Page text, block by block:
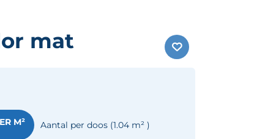
mat
M² Aantal per doos (1.04 m² )